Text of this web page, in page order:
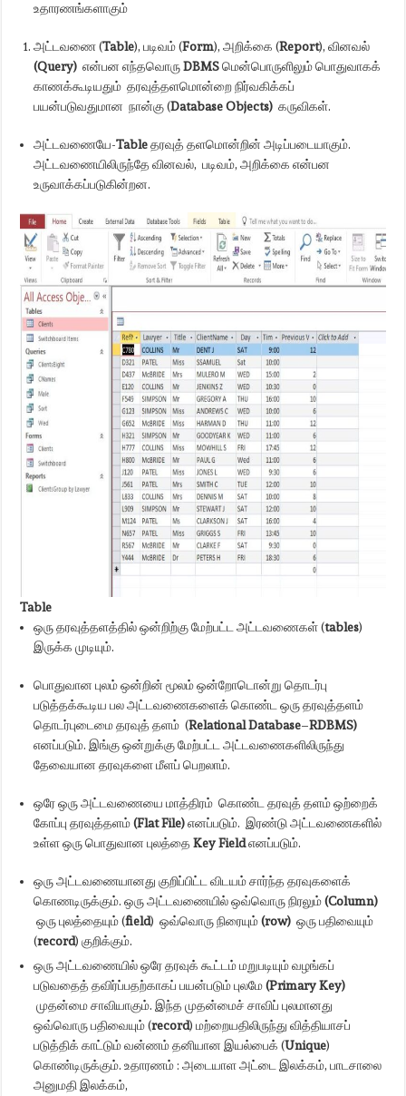
உதாரணங்களாகும்
அட்டவணை (Table), படிவம் (Form), அறிக்கை (Report), வினவல்
(Query) என்பன எந்தவொருDBMSமென்பொருளிலும் பொதுவாகக்
காணக்கூடியதும் தரவுத்தளமொன்றை நிர்வகிக்கப்
பயன்படுவதுமான நான்கு (Database Objects) கருவிகள்.
அட்டவணையே-Tableதரவுத் தளமொன்றின் அடிப்படையாகும்.
அட்டவணையிலிருந்தே வினவல், படிவம், அறிக்கை என்பன
உருவாக்கப்படுகின்றன.
Table
ஒரு தரவுத்தளத்தில் ஒன்றிற்கு மேற்பட்ட அட்டவணைகள் (tables)
இருக்க முடியும்.
பொதுவான புலம் ஒன்றின் மூலம் ஒன்றோடொன்று தொடர்பு
படுத்தக்கூடிய பல அட்டவணைகளைக் கொண்ட ஒரு தரவுத்தளம்
தொடர்புடைமை தரவுத் தளம் (Relational Database–RDBMS)
எனப்படும். இங்கு ஒன்றுக்கு மேற்பட்ட அட்டவணைகளிலிருந்து
தேவையான தரவுகளை மீளப் பெறலாம்.
ஒரே ஒரு அட்டவணையை மாத்திரம் கொண்ட தரவுத் தளம் ஒற்றைக்
கோப்பு தரவுத்தளம்(Flat File)எனப்படும். இரண்டு அட்டவணைகளில்
உள்ள ஒரு பொதுவான புலத்தைKey Fieldஎனப்படும்.
ஒரு அட்டவணையானது குறிப்பிட்ட விடயம் சார்ந்த தரவுகளைக்
கொணடிருக்கும். ஒரு அட்டவணையில் ஒவ்வொரு நிரலும்(Column)
ஒரு புலத்தையும் (field) ஒவ்வொரு நிரையும்(row) ஒரு பதிவையும்
(record) குறிக்கும்.
ஒரு அட்டவணையில் ஒரே தரவுக் கூட்டம் மறுபடியும் வழங்கப்
படுவதைத் தவிர்ப்பதற்காகப் பயன்படும் புலமே(Primary Key)
முதன்மை சாவியாகும். இந்த முதன்மைச் சாவிப் புலமானது
ஒவ்வொரு பதிவையும் (record) மற்றையதிலிருந்து வித்தியாசப்
படுத்திக் காட்டும் வன்ணம் தனியான இயல்பைக் (Unique)
கொண்டிருக்கும். உதாரணம் : அடையாள அட்டை இலக்கம், பாடசாலை
அனுமதி இலக்கம்,